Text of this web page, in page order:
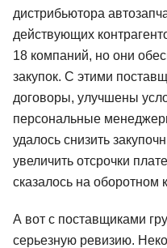
дистрибьютора
действующих
18 компаний, но они
закупок. С этими
договоры, улучшены
персональные
удалось снизить
увеличить отсрочки
сказалось на оборотном
А вот с поставщиками
серьезную ревизию.